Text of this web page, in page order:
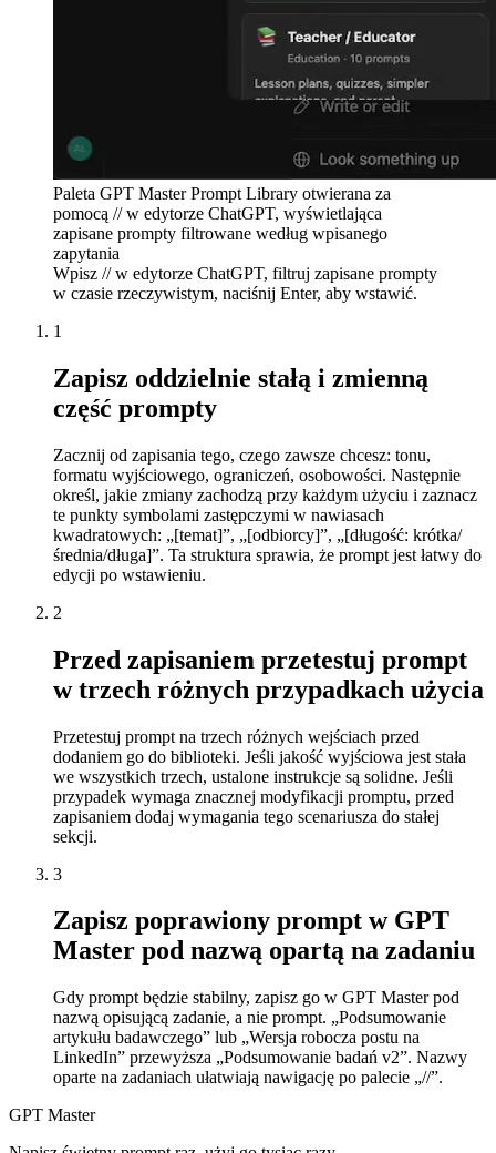
Paleta GPT Master Prompt Library otwierana za
pomocą // w edytorze ChatGPT, wyświetlająca
zapisane prompty filtrowane według wpisanego
zapytania
Wpisz // w edytorze ChatGPT, filtruj zapisane prompty
w czasie rzeczywistym, naciśnij Enter, aby wstawić.
1
Zapisz oddzielnie stałą i zmienną
część prompty
Zacznij od zapisania tego, czego zawsze chcesz: tonu,
formatu wyjściowego, ograniczeń, osobowości. Następnie
określ, jakie zmiany zachodzą przy każdym użyciu i zaznacz
te punkty symbolami zastępczymi w nawiasach
kwadratowych: „[temat]”, „[odbiorcy]”, „[długość: krótka/
średnia/długa]”. Ta struktura sprawia, że ​​prompt jest łatwy do
edycji po wstawieniu.
2
Przed zapisaniem przetestuj prompt
w trzech różnych przypadkach użycia
Przetestuj prompt na trzech różnych wejściach przed
dodaniem go do biblioteki. Jeśli jakość wyjściowa jest stała
we wszystkich trzech, ustalone instrukcje są solidne. Jeśli
przypadek wymaga znacznej modyfikacji promptu, przed
zapisaniem dodaj wymagania tego scenariusza do stałej
sekcji.
3
Zapisz poprawiony prompt w GPT
Master pod nazwą opartą na zadaniu
Gdy prompt będzie stabilny, zapisz go w GPT Master pod
nazwą opisującą zadanie, a nie prompt. „Podsumowanie
artykułu badawczego” lub „Wersja robocza postu na
LinkedIn” przewyższa „Podsumowanie badań v2”. Nazwy
oparte na zadaniach ułatwiają nawigację po palecie „//”.
GPT Master